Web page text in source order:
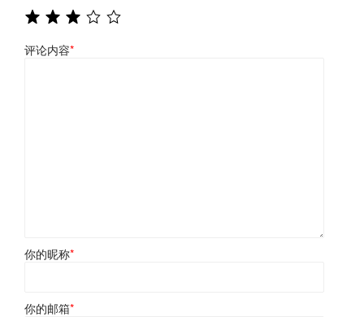
评论内容*
你的昵称*
你的邮箱*